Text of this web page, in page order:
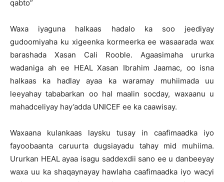
qabto”
Waxa iyaguna halkaas hadalo ka soo jeediyay
gudoomiyaha ku xigeenka kormeerka ee wasaarada wax
barashada Xasan Cali Rooble. Agaasimaha ururka
wadaniga ah ee HEAL Xasan Ibrahim Jaamac, oo isna
halkaas ka hadlay ayaa ka waramay muhiimada uu
leeyahay tababarkan oo hal maalin socday, waxaanu u
mahadceliyay hay’adda UNICEF ee ka caawisay.
Waxaana kulankaas laysku tusay in caafimaadka iyo
fayoobaanta caruurta dugsiayadu tahay mid muhiima.
Ururkan HEAL ayaa isagu saddexdii sano ee u danbeeyay
waxa uu ka shaqaynayay hawlaha caafimaadka iyo wacyi